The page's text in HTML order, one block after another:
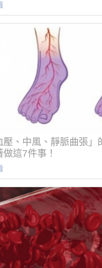
壓、中風、靜脈曲張」
這7件事！